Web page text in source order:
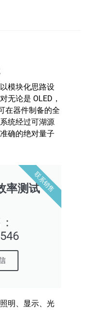
模块化思路设
无论是 OLED，
在器件制备的全
统经过可湖源
确的绝对量子
率测试联系销售
明、显示、光